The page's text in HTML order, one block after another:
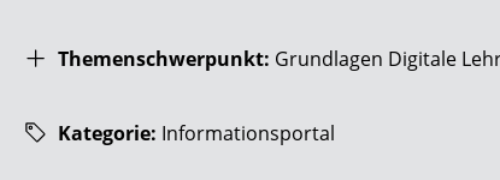
Themenschwerpunkt: Grundlagen Digitale
Kategorie: Informationsportal